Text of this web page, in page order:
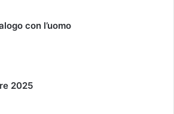
con l’uomo
2025